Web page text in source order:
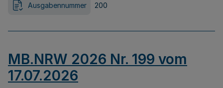
Ausgabennummer 200
MB.NRW 2026 Nr. 199 vom
17.07.2026